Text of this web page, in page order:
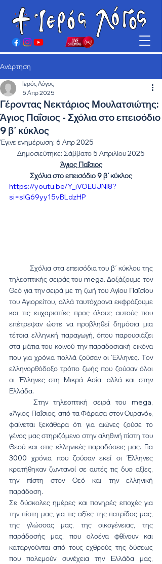
Ανάρτηση
Γέροντας Νεκτάριος Μουλατσιώτης:
Άγιος Παΐσιος - Σχόλια στο επεισόδιο
9 β΄ κύκλος
Ιερός Λόγος
5 Απρ 2025
Έγινε ενημέρωση: 6 Απρ 2025
Δημοσιεύτηκε: Σάββατο 5 Απριλίου 2025
Άγιος Παΐσιος
Σχόλια στο επεισόδιο 9 β΄ κύκλος
https://youtu.be/Y_iVOEUJNI8?
si=sIG69yy15vBLdzHP
τηλεοπτικής σειράς του mega. Δοξάζουμε τον
Θεό για την σειρά με τη ζωή του Αγίου Παϊσίου
του Αγιορείτου, αλλά ταυτόχρονα εκφράζουμε
και τις ευχαριστίες προς όλους αυτούς που
επέτρεψαν ώστε να προβληθεί δημόσια μια
τέτοια ελληνική παραγωγή, όπου παρουσιάζει
στα μάτια του κοινού την παραδοσιακή εικόνα
που για χρόνια πολλά ζούσαν οι Έλληνες. Τον
ελληνορθόδοξο τρόπο ζωής που ζούσαν όλοι
οι Έλληνες στη Μικρά Ασία, αλλά και στην
Ελλάδα.
«Άγιος Παΐσιος, από τα Φάρασα στον Ουρανό»,
φαίνεται ξεκάθαρα ότι για αιώνες ζούσε το
γένος μας στηριζόμενο στην αληθινή πίστη του
Θεού και στις ελληνικές παραδόσεις μας. Για
3000 χρόνια που ζούσαν εκεί οι Έλληνες
κρατήθηκαν ζωντανοί σε αυτές τις δυο αξίες,
την πίστη στον Θεό και την ελληνική
παράδοση.
Σε δύσκολες ημέρες και πονηρές εποχές για
την πίστη μας, για τις αξίες της πατρίδος μας,
της γλώσσας μας, της οικογένειας, της
παράδοσής μας, που ολοένα φθίνουν και
καταργούνται από τους εχθρούς της δύσεως
που πολεμούν συνέχεια την Ελλάδα μας,